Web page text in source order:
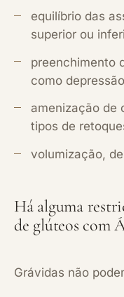
equilíbrio das
superior ou
preenchimento
como
amenização de
tipos de
volumização,
Há alguma
de glúteos com
Grávidas não